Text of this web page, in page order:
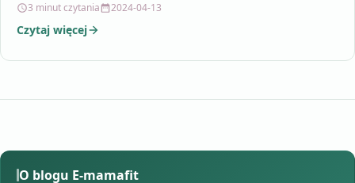
3 minut czytania 2024-04-13
Czytaj więcej
O blogu E-mamafit